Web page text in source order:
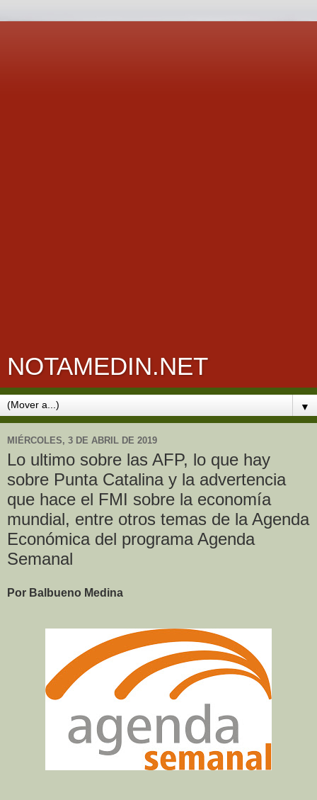
NOTAMEDIN.NET
▼
MIÉRCOLES, 3 DE ABRIL DE 2019
Lo ultimo sobre las AFP, lo que hay
sobre Punta Catalina y la advertencia
que hace el FMI sobre la economía
mundial, entre otros temas de la Agenda
Económica del programa Agenda
Semanal
Por Balbueno Medina